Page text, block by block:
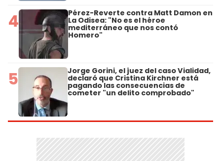
4 Pérez-Reverte contra Matt Damon en
La Odisea: "No es el héroe
mediterráneo que nos contó
Homero"
5 Jorge Gorini, el juez del caso Vialidad,
declaró que Cristina Kirchner está
pagando las consecuencias de
cometer "un delito comprobado"